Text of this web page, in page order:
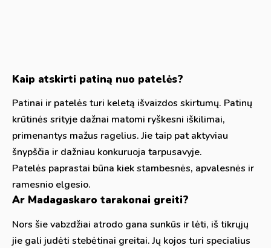
Kaip atskirti patiną nuo patelės?
Patinai ir patelės turi keletą išvaizdos skirtumų. Patinų
krūtinės srityje dažnai matomi ryškesni iškilimai,
primenantys mažus ragelius. Jie taip pat aktyviau
šnypščia ir dažniau konkuruoja tarpusavyje.
Patelės paprastai būna kiek stambesnės, apvalesnės ir
ramesnio elgesio.
Ar Madagaskaro tarakonai greiti?
Nors šie vabzdžiai atrodo gana sunkūs ir lėti, iš tikrųjų
jie gali judėti stebėtinai greitai. Jų kojos turi specialius